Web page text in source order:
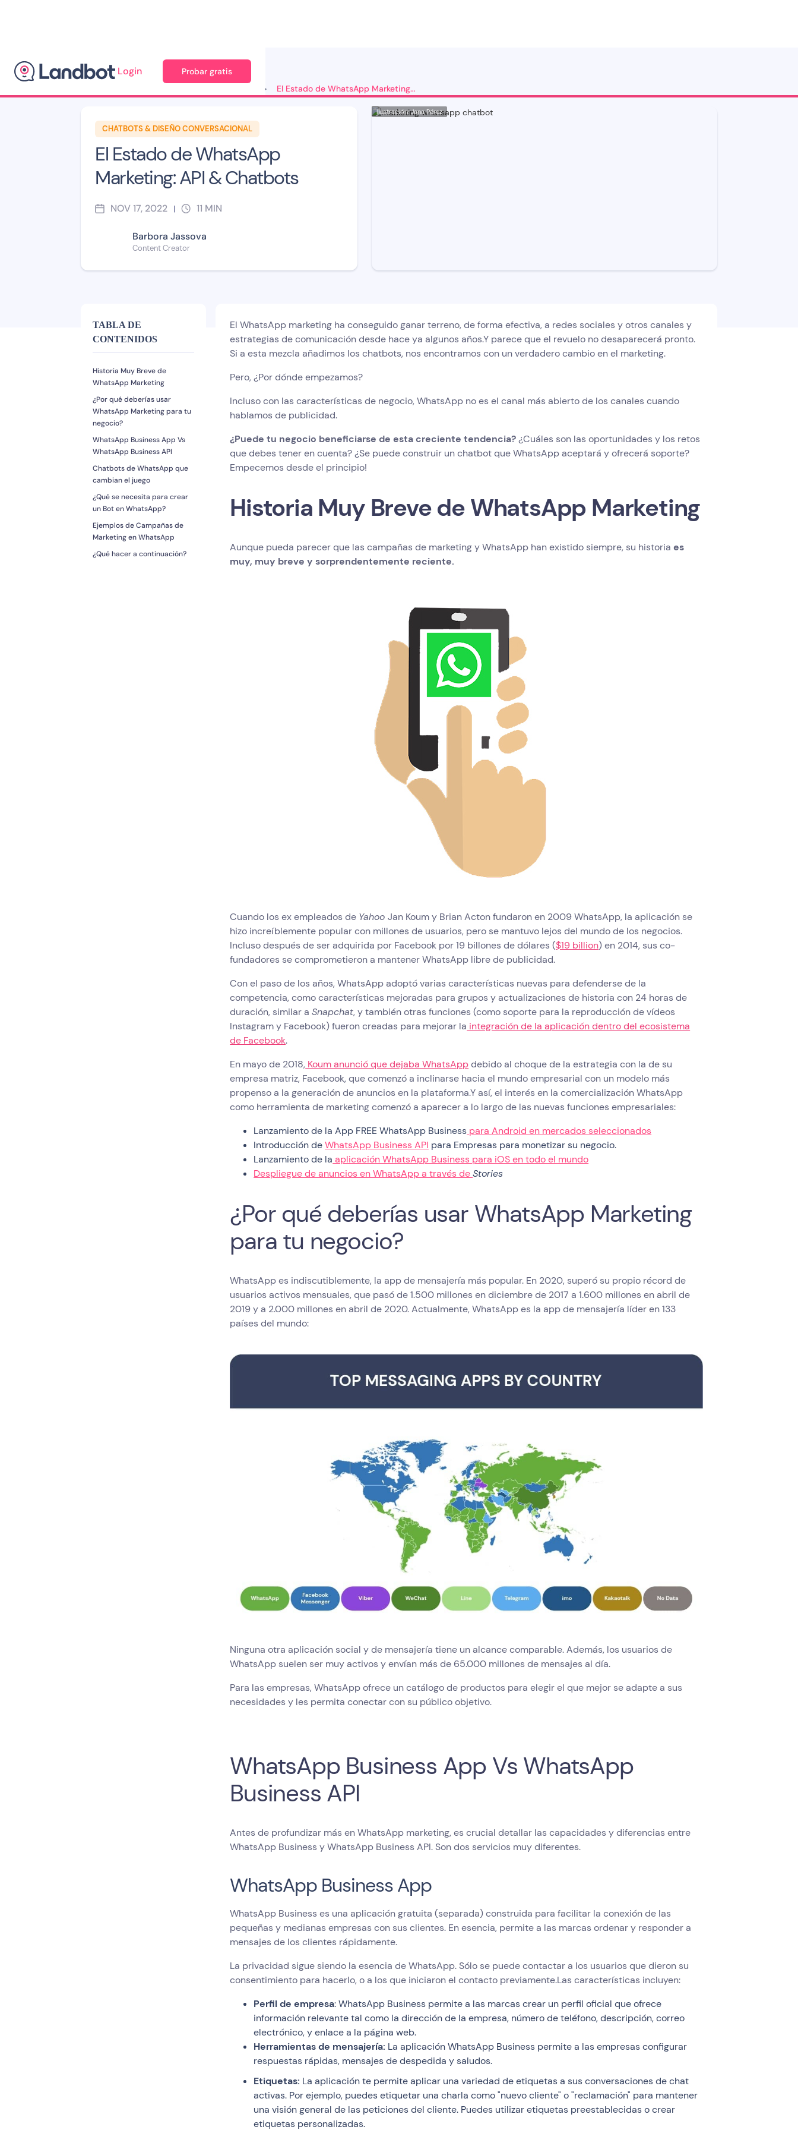
Login
Probar gratis
> El Estado de WhatsApp Marketing: API & Chatbots
CHATBOTS & DISEÑO CONVERSACIONAL
El Estado de WhatsApp
Marketing: API & Chatbots
NOV 17, 2022 | 11 MIN
Barbora Jassova
Content Creator
Ilustración: Jana Pérez
TABLA DE
CONTENIDOS
Historia Muy Breve de
WhatsApp Marketing
¿Por qué deberías usar
WhatsApp Marketing para tu
negocio?
WhatsApp Business App Vs
WhatsApp Business API
Chatbots de WhatsApp que
cambian el juego
¿Qué se necesita para crear
un Bot en WhatsApp?
Ejemplos de Campañas de
Marketing en WhatsApp
¿Qué hacer a continuación?
El WhatsApp marketing ha conseguido ganar terreno, de forma efectiva, a redes sociales y otros canales y
estrategias de comunicación desde hace ya algunos años.Y parece que el revuelo no desaparecerá pronto.
Si a esta mezcla añadimos los chatbots, nos encontramos con un verdadero cambio en el marketing.
Pero, ¿Por dónde empezamos?
Incluso con las características de negocio, WhatsApp no ​​es el canal más abierto de los canales cuando
hablamos de publicidad.
¿Puede tu negocio beneficiarse de esta creciente tendencia?¿Cuáles son las oportunidades y los retos
que debes tener en cuenta? ¿Se puede construir un chatbot que WhatsApp aceptará y ofrecerá soporte?
Empecemos desde el principio!
Historia Muy Breve de WhatsApp Marketing
Aunque pueda parecer que las campañas de marketing y WhatsApp han existido siempre, su historia es
muy, muy breve y sorprendentemente reciente.
Cuando los ex empleados de YahooJan Koum y Brian Acton fundaron en 2009 WhatsApp, la aplicación se
hizo increíblemente popular con millones de usuarios, pero se mantuvo lejos del mundo de los negocios.
Incluso después de ser adquirida por Facebook por 19 billones de dólares ($19 billion) en 2014, sus co-
fundadores se comprometieron a mantener WhatsApp libre de publicidad.
Con el paso de los años, WhatsApp adoptó varias características nuevas para defenderse de la
competencia, como características mejoradas para grupos y actualizaciones de historia con 24 horas de
duración, similar aSnapchat, y también otras funciones (como soporte para la reproducción de vídeos
Instagram y Facebook) fueron creadas para mejorar la integración de la aplicación dentro del ecosistema
de Facebook.
En mayo de 2018, Koum anunció que dejaba WhatsAppdebido al choque de la estrategia con la de su
empresa matriz, Facebook, que comenzó a inclinarse hacia el mundo empresarial con un modelo más
propenso a la generación de anuncios en la plataforma.Y así, el interés en la comercialización WhatsApp
como herramienta de marketing comenzó a aparecer a lo largo de las nuevas funciones empresariales:
Lanzamiento de la App FREE WhatsApp Business para Android en mercados seleccionados
Introducción deWhatsApp Business API para Empresas para monetizar su negocio.
Lanzamiento de la aplicación WhatsApp Business para iOS en todo el mundo
Despliegue de anuncios en WhatsApp a través deStories
¿Por qué deberías usar WhatsApp Marketing
para tu negocio?
WhatsApp es indiscutiblemente, la app de mensajería más popular. En 2020, superó su propio récord de
usuarios activos mensuales, que pasó de 1.500 millones en diciembre de 2017 a 1.600 millones en abril de
2019 y a 2.000 millones en abril de 2020. Actualmente, WhatsApp es la app de mensajería líder en 133
países del mundo:
Ninguna otra aplicación social y de mensajería tiene un alcance comparable. Además, los usuarios de
WhatsApp suelen ser muy activos y envían más de 65.000 millones de mensajes al día.
Para las empresas, WhatsApp ofrece un catálogo de productos para elegir el que mejor se adapte a sus
necesidades y les permita conectar con su público objetivo.
WhatsApp Business App Vs WhatsApp
Business API
Antes de profundizar más en WhatsApp marketing, es crucial detallar las capacidades y diferencias entre
WhatsApp Business y WhatsApp Business API. Son dos servicios muy diferentes.
WhatsApp Business App
WhatsApp Business es una aplicación gratuita (separada) construida para facilitar la conexión de las
pequeñas y medianas empresas con sus clientes. En esencia, permite a las marcas ordenar y responder a
mensajes de los clientes rápidamente.
La privacidad sigue siendo la esencia de WhatsApp. Sólo se puede contactar a los usuarios que dieron su
consentimiento para hacerlo, o a los que iniciaron el contacto previamente.Las características incluyen:
Perfil de empresa: WhatsApp Business permite a las marcas crear un perfil oficial que ofrece
información relevante tal como la dirección de la empresa, número de teléfono, descripción, correo
electrónico, y enlace a la página web.
Herramientas de mensajería: La aplicación WhatsApp Business permite a las empresas configurar
respuestas rápidas, mensajes de despedida y saludos.
Etiquetas: La aplicación te permite aplicar una variedad de etiquetas a sus conversaciones de chat
activas. Por ejemplo, puedes etiquetar una charla como "nuevo cliente" o "reclamación" para mantener
una visión general de las peticiones del cliente. Puedes utilizar etiquetas preestablecidas o crear
etiquetas personalizadas.